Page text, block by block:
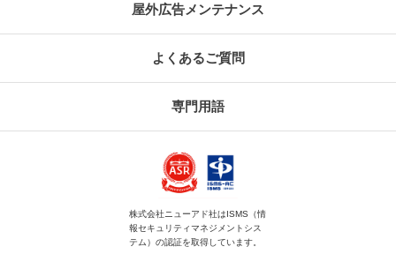
屋外広告メンテナンス
よくあるご質問
専門用語
株式会社ニューアド社はISMS（情
報セキュリティマネジメントシス
テム）の認証を取得しています。